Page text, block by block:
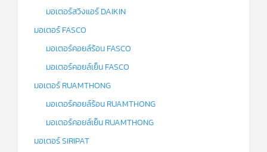
มอเตอร์สวิงแอร์ DAIKIN
มอเตอร์ FASCO
มอเตอร์คอยล์ร้อน FASCO
มอเตอร์คอยล์เย็น FASCO
มอเตอร์ RUAMTHONG
มอเตอร์คอยล์ร้อน RUAMTHONG
มอเตอร์คอยล์เย็น RUAMTHONG
มอเตอร์ SIRIPAT